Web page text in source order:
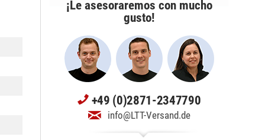
¡Le asesoraremos con mucho
gusto!
+49 (0)2871-2347790
info@LTT-Versand.de